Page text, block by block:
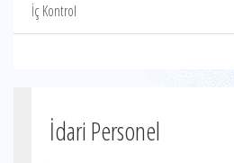
İç Kontrol
İdari Personel